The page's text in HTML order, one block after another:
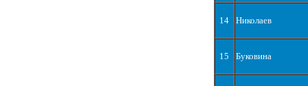
14 Николаев
15 Буковина